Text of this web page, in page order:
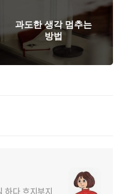
과도한 생각 멈추는
방법
하다 흐지부지